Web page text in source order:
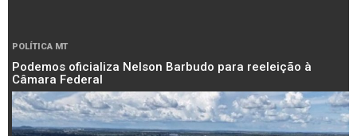
POLÍTICA MT
Podemos oficializa Nelson Barbudo para reeleição à
Câmara Federal